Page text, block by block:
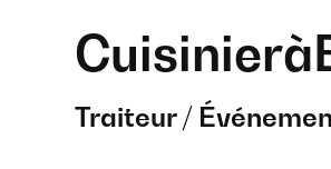
Cuisinierà
Traiteur /